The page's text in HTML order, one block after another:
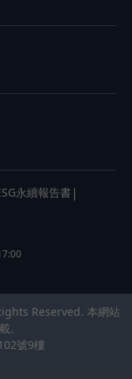
永續報告書 |
Reserved. 本網站
。
號9樓